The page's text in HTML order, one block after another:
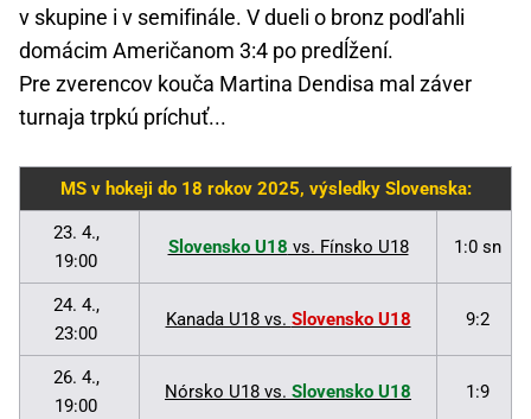
v skupine i v semifinále. V dueli o bronz podľahli
domácim Američanom 3:4 po predĺžení.
Pre zverencov kouča Martina Dendisa mal záver
turnaja trpkú príchuť...
MS v hokeji do 18 rokov 2025, výsledky Slovenska:
23. 4.,
19:00
Slovensko U18 vs. Fínsko U18 1:0 sn
24. 4.,
23:00
Kanada U18 vs. Slovensko U18 9:2
26. 4.,
19:00
Nórsko U18 vs. Slovensko U18 1:9